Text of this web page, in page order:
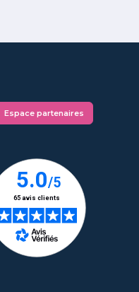
Espace partenaires